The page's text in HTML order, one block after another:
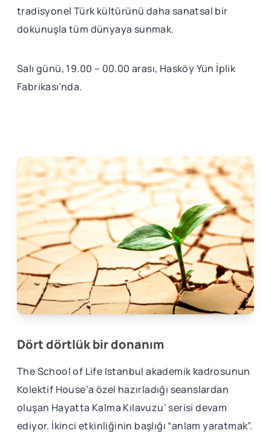
tradisyonel Türk kültürünü daha sanatsal bir
dokunuşla tüm dünyaya sunmak.
Salı günü, 19.00 – 00.00 arası, Hasköy Yün İplik
Fabrikası’nda.
Dört dörtlük bir donanım
The School of Life Istanbul akademik kadrosunun
Kolektif House’a özel hazırladığı seanslardan
oluşan Hayatta Kalma Kılavuzu’ serisi devam
ediyor. İkinci etkinliğinin başlığı “anlam yaratmak”.